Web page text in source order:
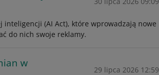
(AI Act), które wprowadzają nowe
do nich swoje reklamy.
w
29 lipca 2026 12:59